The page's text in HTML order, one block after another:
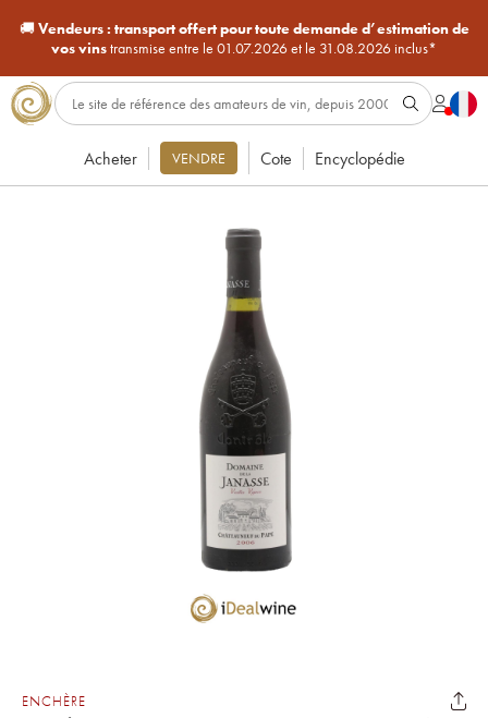
🚚Vendeurs : transport offert pour toute demande d’estimation de
vos vinstransmise entre le 01.07.2026 et le 31.08.2026 inclus*
Acheter VENDRE Cote Encyclopédie
ENCHÈRE